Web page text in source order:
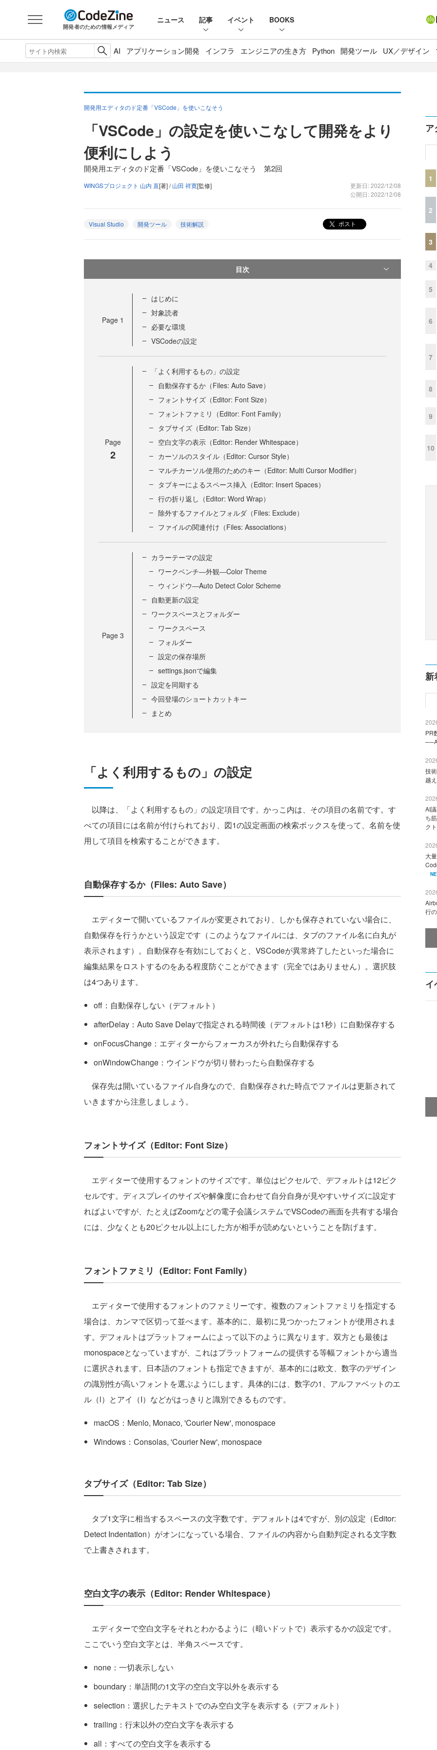
開発者のための情報メディア
ニュース 記事 イベント BOOKS
AI アプリケーション開発 インフラ エンジニアの生き方 Python 開発ツール UX／デザイン
開発用エディタのド定番「VSCode」を使いこなそう
「VSCode」の設定を使いこなして開発をより
便利にしよう
開発用エディタのド定番「VSCode」を使いこなそう 第2回
WINGSプロジェクト 山内 直[著] /山田 祥寛[監修]
更新日: 2022/12/08
公開日: 2022/12/08
Visual Studio 開発ツール 技術解説 ポスト
目次
Page 1
はじめに
対象読者
必要な環境
VSCodeの設定
Page
2
「よく利用するもの」の設定
自動保存するか（Files: Auto Save）
フォントサイズ（Editor: Font Size）
フォントファミリ（Editor: Font Family）
タブサイズ（Editor: Tab Size）
空白文字の表示（Editor: Render Whitespace）
カーソルのスタイル（Editor: Cursor Style）
マルチカーソル使用のためのキー（Editor: Multi Cursor Modifier）
タブキーによるスペース挿入（Editor: Insert Spaces）
行の折り返し（Editor: Word Wrap）
除外するファイルとフォルダ（Files: Exclude）
ファイルの関連付け（Files: Associations）
Page 3
カラーテーマの設定
ワークベンチ―外観―Color Theme
ウィンドウ―Auto Detect Color Scheme
自動更新の設定
ワークスペースとフォルダー
ワークスペース
フォルダー
設定の保存場所
settings.jsonで編集
設定を同期する
今回登場のショートカットキー
まとめ
「よく利用するもの」の設定
以降は、「よく利用するもの」の設定項目です。かっこ内は、その項目の名前です。す
べての項目には名前が付けられており、図1の設定画面の検索ボックスを使って、名前を使
用して項目を検索することができます。
自動保存するか（Files: Auto Save）
エディターで開いているファイルが変更されており、しかも保存されていない場合に、
自動保存を行うかという設定です（このようなファイルには、タブのファイル名に白丸が
表示されます）。自動保存を有効にしておくと、VSCodeが異常終了したといった場合に
編集結果をロストするのをある程度防ぐことができます（完全ではありません）。選択肢
は4つあります。
off：自動保存しない（デフォルト）
afterDelay：Auto Save Delayで指定される時間後（デフォルトは1秒）に自動保存する
onFocusChange：エディターからフォーカスが外れたら自動保存する
onWindowChange：ウインドウが切り替わったら自動保存する
保存先は開いているファイル自身なので、自動保存された時点でファイルは更新されて
いきますから注意しましょう。
フォントサイズ（Editor: Font Size）
エディターで使用するフォントのサイズです。単位はピクセルで、デフォルトは12ピク
セルです。ディスプレイのサイズや解像度に合わせて自分自身が見やすいサイズに設定す
ればよいですが、たとえばZoomなどの電子会議システムでVSCodeの画面を共有する場合
には、少なくとも20ピクセル以上にした方が相手が読めないということを防げます。
フォントファミリ（Editor: Font Family）
エディターで使用するフォントのファミリーです。複数のフォントファミリを指定する
場合は、カンマで区切って並べます。基本的に、最初に見つかったフォントが使用されま
す。デフォルトはプラットフォームによって以下のように異なります。双方とも最後は
monospaceとなっていますが、これはプラットフォームの提供する等幅フォントから適当
に選択されます。日本語のフォントも指定できますが、基本的には欧文、数字のデザイン
の識別性が高いフォントを選ぶようにします。具体的には、数字の1、アルファベットのエ
ル（l）とアイ（I）などがはっきりと識別できるものです。
macOS：Menlo, Monaco, 'Courier New', monospace
Windows：Consolas, 'Courier New', monospace
タブサイズ（Editor: Tab Size）
タブ1文字に相当するスペースの文字数です。デフォルトは4ですが、別の設定（Editor:
Detect Indentation）がオンになっている場合、ファイルの内容から自動判定される文字数
で上書きされます。
空白文字の表示（Editor: Render Whitespace）
エディターで空白文字をそれとわかるように（暗いドットで）表示するかの設定です。
ここでいう空白文字とは、半角スペースです。
none：一切表示しない
boundary：単語間の1文字の空白文字以外を表示する
selection：選択したテキストでのみ空白文字を表示する（デフォルト）
trailing：行末以外の空白文字を表示する
all：すべての空白文字を表示する
ア
1
2
3
4
5
6
7
8
9
10
新
PR
技
越
AI
ち
ク
大
行
イ